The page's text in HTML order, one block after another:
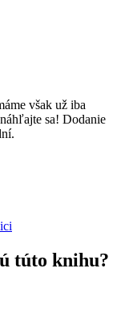
však už iba
sa! Dodanie
túto knihu?